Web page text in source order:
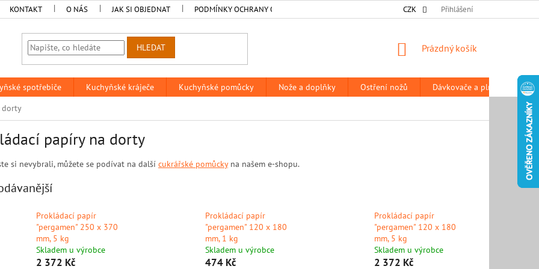
KONTAKT O NÁS JAK SI OBJEDNAT PODMÍNKY OCHRANY OSOBNÍCH ÚDAJŮ DODACÍ A PLATEBNÍ PODMÍNKY
CZK Přihlášení
HLEDAT
NÁKUPNÍ
Prázdný košík
spotřebiče Kuchyňské kráječe Kuchyňské pomůcky Nože a doplňky Ostření nožů Dávkovače a plničky
dorty
papíry na dorty
si nevybrali, můžete se podívat na další cukrářské pomůckyna našem e-shopu.
Prokládací papír
"pergamen" 250 x 370
mm, 5 kg
Skladem u výrobce
2 372 Kč
Prokládací papír
"pergamen" 120 x 180
mm, 1 kg
Skladem u výrobce
474 Kč
Prokládací papír
"pergamen" 120 x 180
mm, 5 kg
Skladem u výrobce
2 372 Kč